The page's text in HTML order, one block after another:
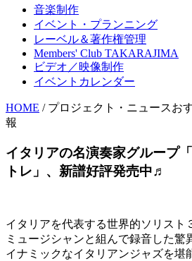
音楽制作
イベント・プランニング
レーベル＆著作権管理
Members' Club TAKARAJIMA
ビデオ／映像制作
イベントカレンダー
HOME / プロジェクト・ニュースお
報
イタリアの名演奏家グループ
トレ」、新譜好評発売中♬
イタリアを代表する世界的ソリスト
ミュージシャンと組んで録音した驚
イナミックなイタリアンジャズを堪